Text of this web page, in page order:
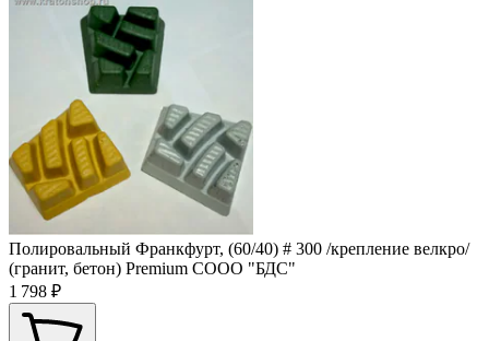
Полировальный Франкфурт, (60/40) # 300 /крепление велкро/
(гранит, бетон) Premium СООО "БДС"
1 798 ₽